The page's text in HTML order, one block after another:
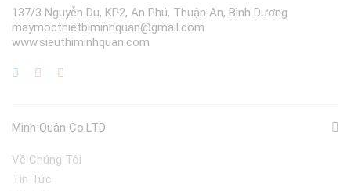
137/3 Nguyễn Du, KP2, An Phú, Thuận An, Bình Dương
maymocthietbiminhquan@gmail.com
www.sieuthiminhquan.com
Minh Quân Co.LTD
Về Chúng Tôi
Tin Tức